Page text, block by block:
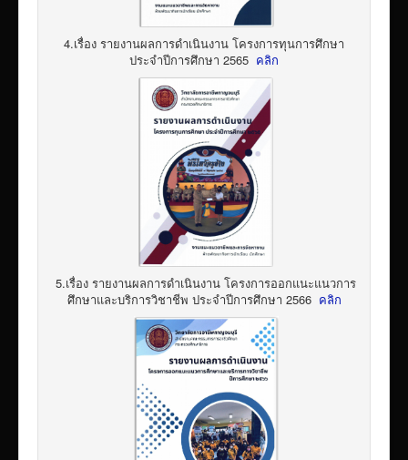
4.เรื่อง รายงานผลการดำเนินงาน โครงการทุนการศึกษา
ประจำปีการศึกษา 2565 คลิก
5.เรื่อง รายงานผลการดำเนินงาน โครงการออกแนะแนวการ
ศึกษาและบริการวิชาชีพ ประจำปีการศึกษา 2566 คลิก